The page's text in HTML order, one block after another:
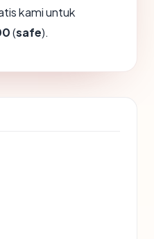
kami untuk
(safe).